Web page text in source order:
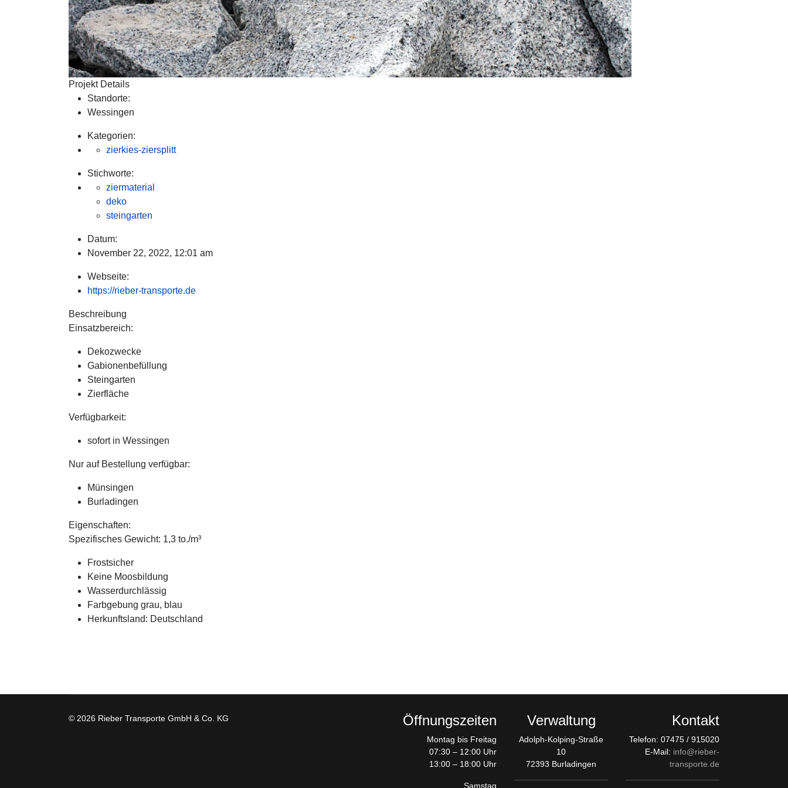
Projekt Details
Standorte:
Wessingen
Kategorien:
zierkies-ziersplitt
Stichworte:
ziermaterial
deko
steingarten
Datum:
November 22, 2022, 12:01 am
Webseite:
https://rieber-transporte.de
Beschreibung
Einsatzbereich:
Dekozwecke
Gabionenbefüllung
Steingarten
Zierfläche
Verfügbarkeit:
sofort in Wessingen
Nur auf Bestellung verfügbar:
Münsingen
Burladingen
Eigenschaften:
Spezifisches Gewicht: 1,3 to./m³
Frostsicher
Keine Moosbildung
Wasserdurchlässig
Farbgebung grau, blau
Herkunftsland: Deutschland
© 2026 Rieber Transporte GmbH & Co. KG Öffnungszeiten
Montag bis Freitag
07:30 – 12:00 Uhr
13:00 – 18:00 Uhr
Samstag
Verwaltung
Adolph-Kolping-Straße
10
72393 Burladingen
Kontakt
Telefon: 07475 / 915020
E-Mail: info@rieber-
transporte.de